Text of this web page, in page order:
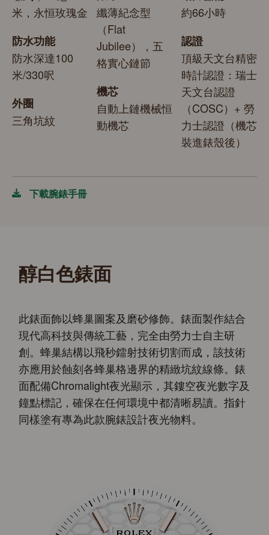
米，永恒玫瑰金
防水功能
防水深達100
米/330呎
外圈
三角坑紋
纖薄紀念型
（Flat
Jubilee），五
格實心鏈節
機芯
自動上鏈機械恒
動機芯
約66小時
認證
頂級天文台精密
時計認證：瑞士
天文台認證
（COSC）+ 勞
力士認證（機芯
裝進錶殼後）
下載腕錶手冊
醇白色錶面
此錶面飾以蜂巢圖案及磨砂修飾。錶面製作結合
現代高科技與傳統工藝，完全由勞力士自主研
創。蜂巢結構以飛秒鐳射技術切割而成，該技術
亦應用於蝕刻各蜂巢格邊界的精緻坑紋線條。錶
面配備Chromalight夜光顯示，其鏤空夜光數字及
鐘點標記，確保在任何環境中都清晰易讀。指針
同樣塗有專為此款腕錶設計夜光物料。